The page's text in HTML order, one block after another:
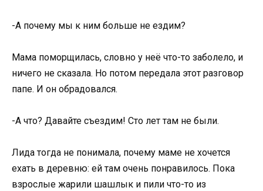
-А почему мы к ним больше не ездим?
Мама поморщилась, словно у неё что-то заболело, и
ничего не сказала. Но потом передала этот разговор
папе. И он обрадовался.
-А что? Давайте съездим! Сто лет там не были.
Лида тогда не понимала, почему маме не хочется
ехать в деревню: ей там очень понравилось. Пока
взрослые жарили шашлык и пили что-то из